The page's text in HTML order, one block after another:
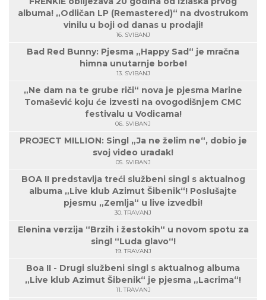
albuma! „Odličan LP (Remastered)“ na dvostrukom
vinilu u boji od danas u prodaji!
16. SVIBANJ
Bad Red Bunny: Pjesma „Happy Sad“ je mračna
himna unutarnje borbe!
13. SVIBANJ
„Ne dam na te grube riči“ nova je pjesma Marine
Tomašević koju će izvesti na ovogodišnjem CMC
festivalu u Vodicama!
06. SVIBANJ
PROJECT MILLION: Singl „Ja ne želim ne“, dobio je
svoj video uradak!
05. SVIBANJ
BOA II predstavlja treći službeni singl s aktualnog
albuma „Live klub Azimut Šibenik“! Poslušajte
pjesmu „Zemlja“ u live izvedbi!
30. TRAVANJ
Elenina verzija “Brzih i žestokih“ u novom spotu za
singl “Luda glavo“!
19. TRAVANJ
Boa II - Drugi službeni singl s aktualnog albuma
„Live klub Azimut Šibenik“ je pjesma „Lacrima“!
11. TRAVANJ